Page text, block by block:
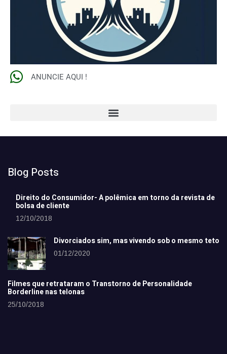
ANUNCIE AQUI !
Blog Posts
Direito do Consumidor- A polêmica em torno da revista de
bolsa de cliente
12/10/2018
Divorciados sim, mas vivendo sob o mesmo teto
01/12/2020
Filmes que retrataram o Transtorno de Personalidade
Borderline nas telonas
25/10/2018